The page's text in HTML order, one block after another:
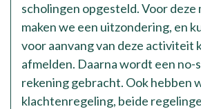
scholingen opgesteld. Voor deze
maken we een uitzondering, en
voor aanvang van deze activiteit
afmelden. Daarna wordt een no-
rekening gebracht. Ook hebben
klachtenregeling, beide